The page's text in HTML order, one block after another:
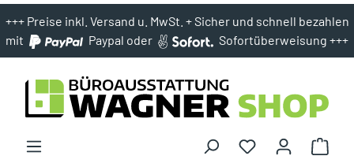
+++ Preise inkl. Versand u. MwSt. + Sicher und schnell bezahlen
mit
Paypal oder Sofortüberweisung +++